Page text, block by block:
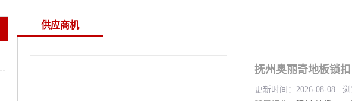
供应商机
抚州奥丽奇地板锁
更新时间：2026-08-08